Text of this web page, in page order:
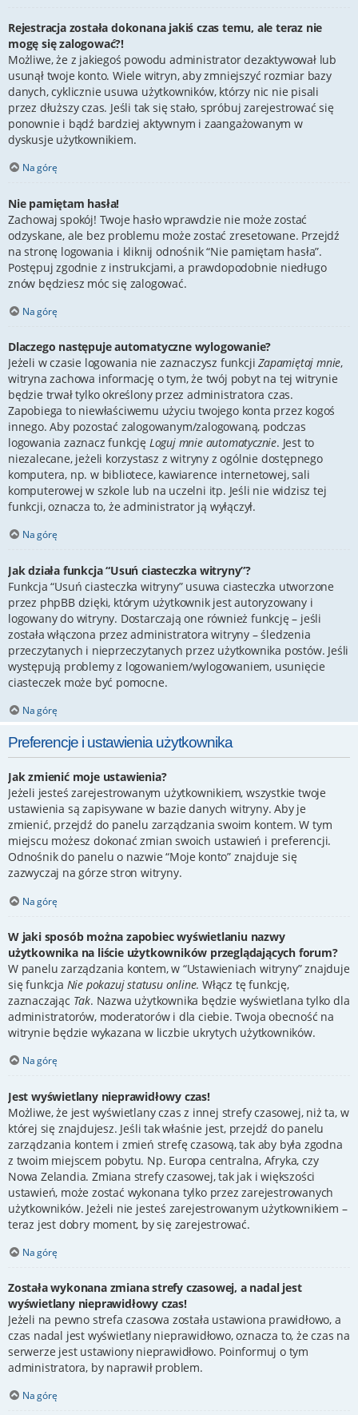
Rejestracja została dokonana jakiś czas temu, ale teraz nie
mogę się zalogować?!
Możliwe, że z jakiegoś powodu administrator dezaktywował lub
usunął twoje konto. Wiele witryn, aby zmniejszyć rozmiar bazy
danych, cyklicznie usuwa użytkowników, którzy nic nie pisali
przez dłuższy czas. Jeśli tak się stało, spróbuj zarejestrować się
ponownie i bądź bardziej aktywnym i zaangażowanym w
dyskusje użytkownikiem.
Na górę
Nie pamiętam hasła!
Zachowaj spokój! Twoje hasło wprawdzie nie może zostać
odzyskane, ale bez problemu może zostać zresetowane. Przejdź
na stronę logowania i kliknij odnośnik “Nie pamiętam hasła”.
Postępuj zgodnie z instrukcjami, a prawdopodobnie niedługo
znów będziesz móc się zalogować.
Na górę
Dlaczego następuje automatyczne wylogowanie?
Jeżeli w czasie logowania nie zaznaczysz funkcjiZapamiętaj mnie,
witryna zachowa informację o tym, że twój pobyt na tej witrynie
będzie trwał tylko określony przez administratora czas.
Zapobiega to niewłaściwemu użyciu twojego konta przez kogoś
innego. Aby pozostać zalogowanym/zalogowaną, podczas
logowania zaznacz funkcję Loguj mnie automatycznie. Jest to
niezalecane, jeżeli korzystasz z witryny z ogólnie dostępnego
komputera, np. w bibliotece, kawiarence internetowej, sali
komputerowej w szkole lub na uczelni itp. Jeśli nie widzisz tej
funkcji, oznacza to, że administrator ją wyłączył.
Na górę
Jak działa funkcja “Usuń ciasteczka witryny”?
Funkcja “Usuń ciasteczka witryny” usuwa ciasteczka utworzone
przez phpBB dzięki, którym użytkownik jest autoryzowany i
logowany do witryny. Dostarczają one również funkcję – jeśli
została włączona przez administratora witryny – śledzenia
przeczytanych i nieprzeczytanych przez użytkownika postów. Jeśli
występują problemy z logowaniem/wylogowaniem, usunięcie
ciasteczek może być pomocne.
Na górę
Preferencje i ustawienia użytkownika
Jak zmienić moje ustawienia?
Jeżeli jesteś zarejestrowanym użytkownikiem, wszystkie twoje
ustawienia są zapisywane w bazie danych witryny. Aby je
zmienić, przejdź do panelu zarządzania swoim kontem. W tym
miejscu możesz dokonać zmian swoich ustawień i preferencji.
Odnośnik do panelu o nazwie “Moje konto” znajduje się
zazwyczaj na górze stron witryny.
Na górę
W jaki sposób można zapobiec wyświetlaniu nazwy
użytkownika na liście użytkowników przeglądających forum?
W panelu zarządzania kontem, w “Ustawieniach witryny” znajduje
się funkcja Nie pokazuj statusu online. Włącz tę funkcję,
zaznaczając Tak. Nazwa użytkownika będzie wyświetlana tylko dla
administratorów, moderatorów i dla ciebie. Twoja obecność na
witrynie będzie wykazana w liczbie ukrytych użytkowników.
Na górę
Jest wyświetlany nieprawidłowy czas!
Możliwe, że jest wyświetlany czas z innej strefy czasowej, niż ta, w
której się znajdujesz. Jeśli tak właśnie jest, przejdź do panelu
zarządzania kontem i zmień strefę czasową, tak aby była zgodna
z twoim miejscem pobytu. Np. Europa centralna, Afryka, czy
Nowa Zelandia. Zmiana strefy czasowej, tak jak i większości
ustawień, może zostać wykonana tylko przez zarejestrowanych
użytkowników. Jeżeli nie jesteś zarejestrowanym użytkownikiem –
teraz jest dobry moment, by się zarejestrować.
Na górę
Została wykonana zmiana strefy czasowej, a nadal jest
wyświetlany nieprawidłowy czas!
Jeżeli na pewno strefa czasowa została ustawiona prawidłowo, a
czas nadal jest wyświetlany nieprawidłowo, oznacza to, że czas na
serwerze jest ustawiony nieprawidłowo. Poinformuj o tym
administratora, by naprawił problem.
Na górę